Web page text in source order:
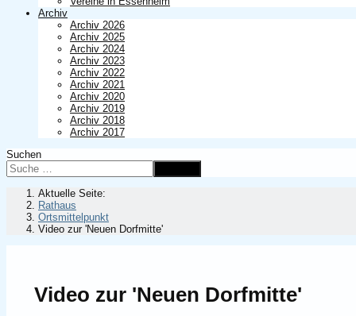
Archiv
Archiv 2026
Archiv 2025
Archiv 2024
Archiv 2023
Archiv 2022
Archiv 2021
Archiv 2020
Archiv 2019
Archiv 2018
Archiv 2017
Suchen
Aktuelle Seite:
Rathaus
Ortsmittelpunkt
Video zur 'Neuen Dorfmitte'
Video zur 'Neuen Dorfmitte'